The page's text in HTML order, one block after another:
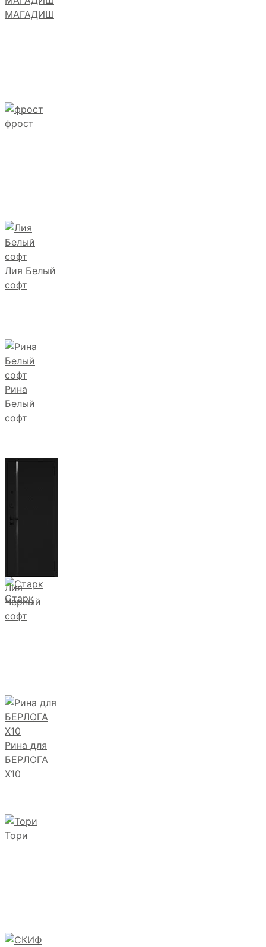
МАГАДИШ
фрост
Лия Белый
софт
Рина
Белый
софт
Лия
Черный
софт
Старк
Рина для
БЕРЛОГА
Х10
Тори